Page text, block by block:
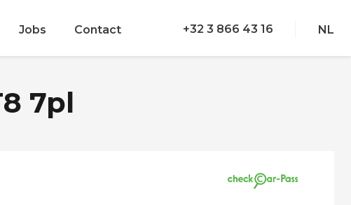
Jobs Contact +32 3 866 43 16 NL
7pl